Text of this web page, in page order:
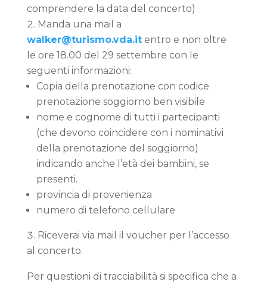
comprendere la data del concerto)
Manda una mail a
walker@turismo.vda.itentro e non oltre
le ore 18.00 del 29 settembre con le
seguenti informazioni:
Copia della prenotazione con codice
prenotazione soggiorno ben visibile
nome e cognome di tutti i partecipanti
(che devono coincidere con i nominativi
della prenotazione del soggiorno)
indicando anche l’età dei bambini, se
presenti.
provincia di provenienza
numero di telefono cellulare
Riceverai via mail il voucher per l’accesso
al concerto.
Per questioni di tracciabilità si specifica che a